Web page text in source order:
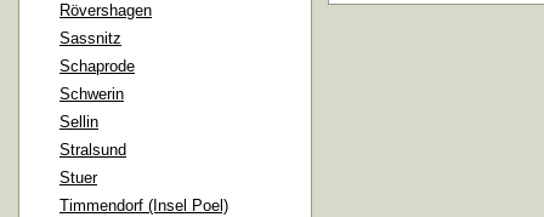
Rövershagen
Sassnitz
Schaprode
Schwerin
Sellin
Stralsund
Stuer
Timmendorf (Insel Poel)